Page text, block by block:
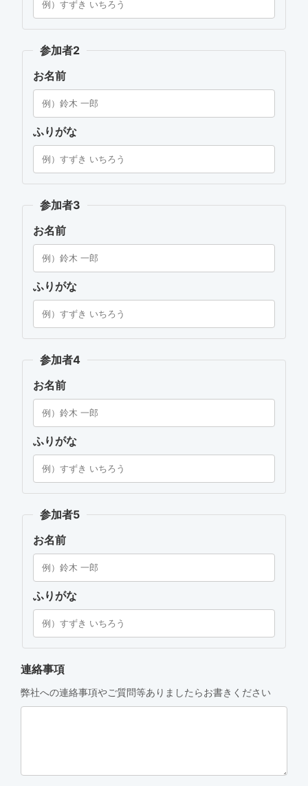
参加者2
お名前
ふりがな
参加者3
お名前
ふりがな
参加者4
お名前
ふりがな
参加者5
お名前
ふりがな
連絡事項
弊社への連絡事項やご質問等ありましたらお書きください